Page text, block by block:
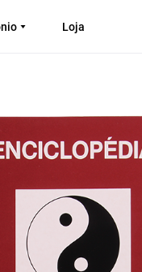
Loja